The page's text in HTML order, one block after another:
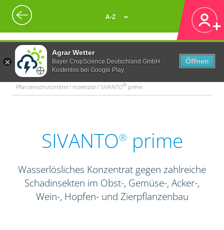
Agrar Wetter
Bayer CropScience Deutschland GmbH
Kostenlos bei Google Play
Öffnen
A-Z
Pflanzenschutzmittel / Insektizid / SIVANTO® prime
SIVANTO® prime
Wasserlösliches Konzentrat gegen zahlreiche
Schadinsekten im Obst-, Gemüse-, Acker-,
Wein-, Hopfen- und Zierpflanzenbau